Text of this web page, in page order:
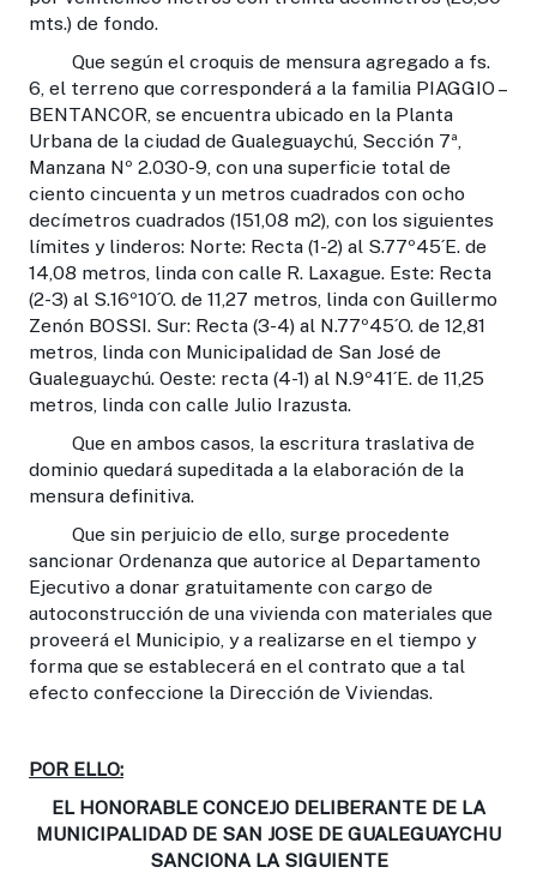
mts.) de fondo.
Que según el croquis de mensura agregado a fs.
6, el terreno que corresponderá a la familia PIAGGIO –
BENTANCOR, se encuentra ubicado en la Planta
Urbana de la ciudad de Gualeguaychú, Sección 7ª,
Manzana Nº 2.030-9, con una superficie total de
ciento cincuenta y un metros cuadrados con ocho
decímetros cuadrados (151,08 m2), con los siguientes
límites y linderos: Norte: Recta (1-2) al S.77º45´E. de
14,08 metros, linda con calle R. Laxague. Este: Recta
(2-3) al S.16º10´O. de 11,27 metros, linda con Guillermo
Zenón BOSSI. Sur: Recta (3-4) al N.77º45´O. de 12,81
metros, linda con Municipalidad de San José de
Gualeguaychú. Oeste: recta (4-1) al N.9º41´E. de 11,25
metros, linda con calle Julio Irazusta.
Que en ambos casos, la escritura traslativa de
dominio quedará supeditada a la elaboración de la
mensura definitiva.
Que sin perjuicio de ello, surge procedente
sancionar Ordenanza que autorice al Departamento
Ejecutivo a donar gratuitamente con cargo de
autoconstrucción de una vivienda con materiales que
proveerá el Municipio, y a realizarse en el tiempo y
forma que se establecerá en el contrato que a tal
efecto confeccione la Dirección de Viviendas.
POR ELLO:
EL HONORABLE CONCEJO DELIBERANTE DE LA
MUNICIPALIDAD DE SAN JOSE DE GUALEGUAYCHU
SANCIONA LA SIGUIENTE